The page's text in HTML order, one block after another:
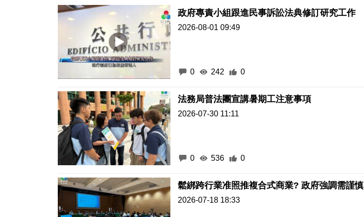
政府專責小組跟進民事訴訟法典修訂研究工作
2026-08-01 09:49
0 242 0
法務局普法團宣講暑期工注意事項
2026-07-30 11:11
0 536 0
鬆綁跨行業准照推複合式商業? 政府強調需謹慎
2026-07-18 18:33